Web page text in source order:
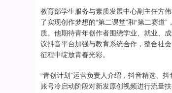
教育部学生服务与素质发展中心副主任方
了实现创作梦想的“第二课堂”和“第二赛
质。他期待青年创作者围绕学业、就业、
议抖音平台加强与教育系统合作，整合社
征程中绽放青春光彩。
“青创计划”运营负责人介绍，抖音精选、
账号冷启动阶段对新发原创视频进行流量